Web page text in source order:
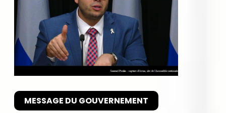
MESSAGE DU GOUVERNEMENT